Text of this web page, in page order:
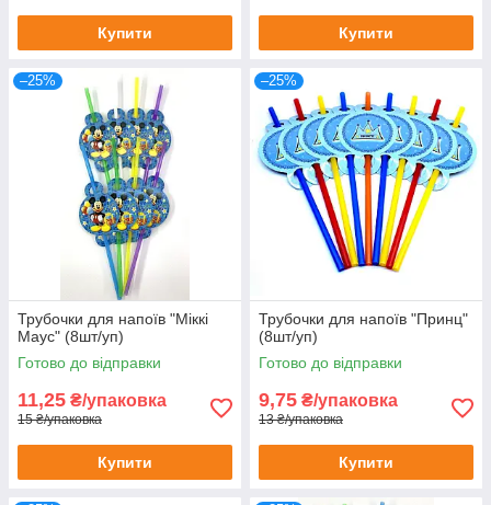
Купити Купити
–25%
Трубочки для напоїв "Міккі
Маус" (8шт/уп)
Готово до відправки
11,25 ₴/упаковка
15 ₴/упаковка
Купити
–25%
Трубочки для напоїв "Принц"
(8шт/уп)
Готово до відправки
9,75 ₴/упаковка
13 ₴/упаковка
Купити